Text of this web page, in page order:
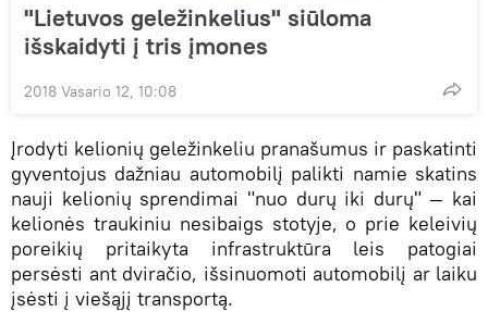
"Lietuvos geležinkelius" siūloma
išskaidyti į tris įmones
2018 Vasario 12, 10:08
Įrodyti kelionių geležinkeliu pranašumus ir paskatinti
gyventojus dažniau automobilį palikti namie skatins
nauji kelionių sprendimai "nuo durų iki durų" — kai
kelionės traukiniu nesibaigs stotyje, o prie keleivių
poreikių pritaikyta infrastruktūra leis patogiai
persėsti ant dviračio, išsinuomoti automobilį ar laiku
įsėsti į viešąjį transportą.